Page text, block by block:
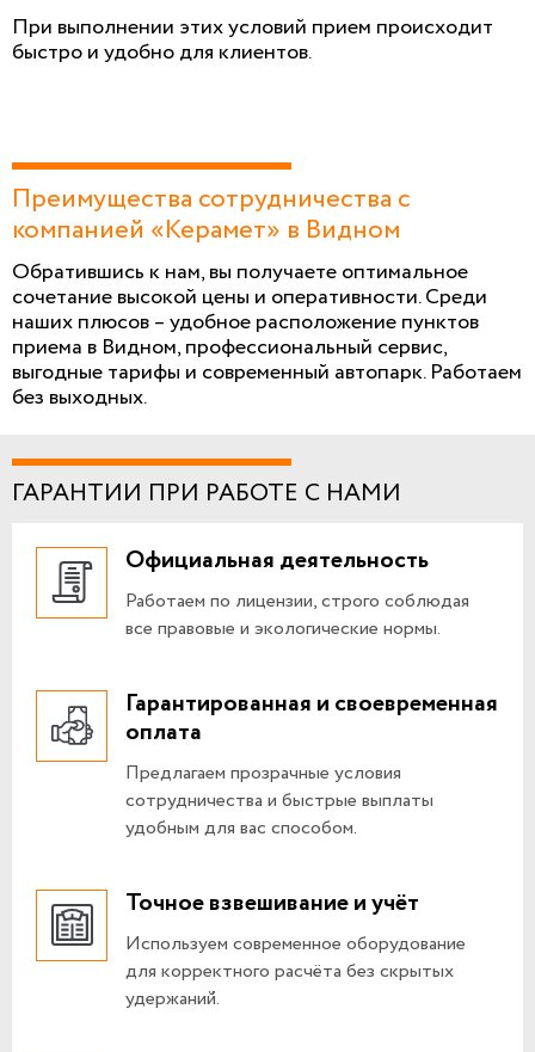
При выполнении этих условий прием происходит
быстро и удобно для клиентов.
Преимущества сотрудничества с
компанией «Керамет» в Видном
Обратившись к нам, вы получаете оптимальное
сочетание высокой цены и оперативности. Среди
наших плюсов – удобное расположение пунктов
приема в Видном, профессиональный сервис,
выгодные тарифы и современный автопарк. Работаем
без выходных.
ГАРАНТИИ ПРИ РАБОТЕ С НАМИ
Официальная деятельность
Работаем по лицензии, строго соблюдая
все правовые и экологические нормы.
Гарантированная и своевременная
оплата
Предлагаем прозрачные условия
сотрудничества и быстрые выплаты
удобным для вас способом.
Точное взвешивание и учёт
Используем современное оборудование
для корректного расчёта без скрытых
удержаний.